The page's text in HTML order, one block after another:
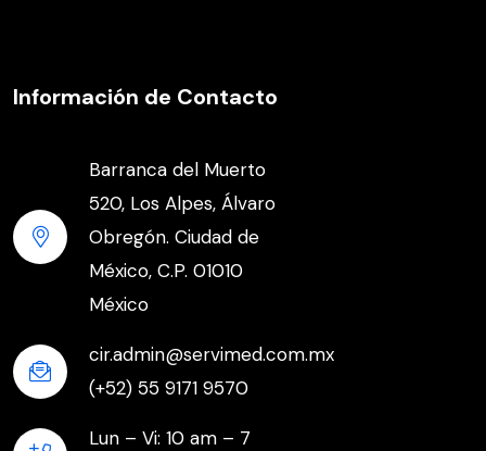
Información de Contacto
Barranca del Muerto
520, Los Alpes, Álvaro
Obregón. Ciudad de
México, C.P. 01010
México
cir.admin@servimed.com.mx
(+52) 55 9171 9570
Lun – Vi: 10 am – 7